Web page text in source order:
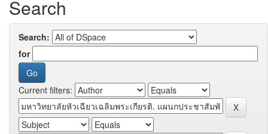
Search
Search:
for
Current filters: